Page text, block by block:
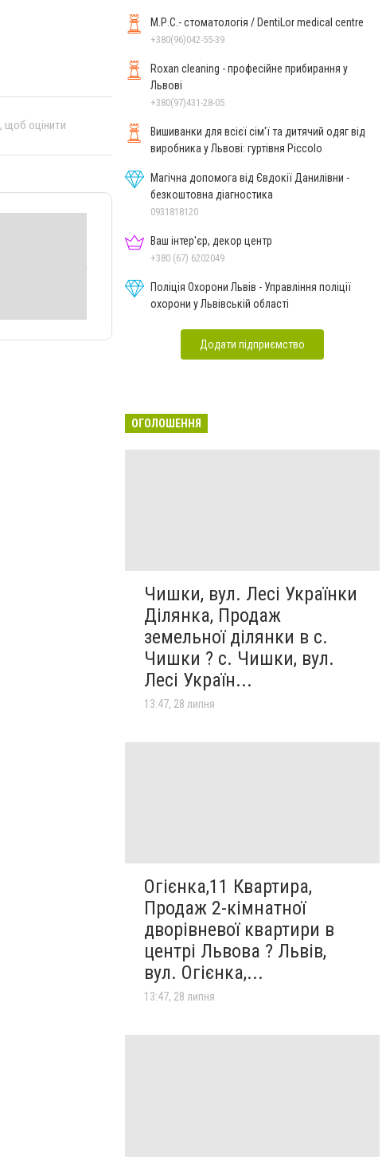
, щоб оцінити
М.Р.С.- стоматологія / DentiLor medical centre
+380(96)042-55-39
Roxan cleaning - професійне прибирання у
Львові
+380(97)431-28-05
Вишиванки для всієї сім'ї та дитячий одяг від
виробника у Львові: гуртівня Piccolo
Магічна допомога від Євдокії Данилівни -
безкоштовна діагностика
0931818120
Ваш інтер'єр, декор центр
+380 (67) 6202049
Поліція Охорони Львів - Управління поліції
охорони у Львівській області
Додати підприємство
ОГОЛОШЕННЯ
Чишки, вул. Лесі Українки
Ділянка, Продаж
земельної ділянки в с.
Чишки ? с. Чишки, вул.
Лесі Україн...
13:47, 28 липня
Огієнка,11 Квартира,
Продаж 2-кімнатної
дворівневої квартири в
центрі Львова ? Львів,
вул. Огієнка,...
13:47, 28 липня